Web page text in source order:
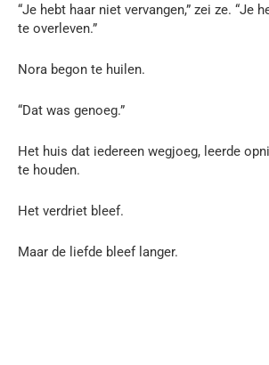
“Je hebt haar niet vervangen,” zei ze. “Je
te overleven.”
Nora begon te huilen.
“Dat was genoeg.”
Het huis dat iedereen wegjoeg, leerde
te houden.
Het verdriet bleef.
Maar de liefde bleef langer.